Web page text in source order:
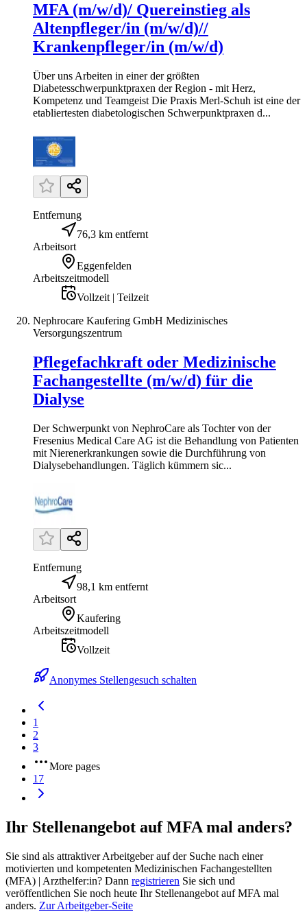
MFA (m/w/d)/ Quereinstieg als
Altenpfleger/in (m/w/d)//
Krankenpfleger/in (m/w/d)
Über uns Arbeiten in einer der größten
Diabetesschwerpunktpraxen der Region - mit Herz,
Kompetenz und Teamgeist Die Praxis Merl-Schuh ist eine der
etabliertesten diabetologischen Schwerpunktpraxen d...
Entfernung
76,3 km entfernt
Arbeitsort
Eggenfelden
Arbeitszeitmodell
Vollzeit | Teilzeit
Nephrocare Kaufering GmbH Medizinisches
Versorgungszentrum
Pflegefachkraft oder Medizinische
Fachangestellte (m/w/d) für die
Dialyse
Der Schwerpunkt von NephroCare als Tochter von der
Fresenius Medical Care AG ist die Behandlung von Patienten
mit Nierenerkrankungen sowie die Durchführung von
Dialysebehandlungen. Täglich kümmern sic...
Entfernung
98,1 km entfernt
Arbeitsort
Kaufering
Arbeitszeitmodell
Vollzeit
Anonymes Stellengesuch schalten
1
2
3
More pages
17
Ihr Stellenangebot auf MFA mal anders?
Sie sind als attraktiver Arbeitgeber auf der Suche nach einer
motivierten und kompetenten Medizinischen Fachangestellten
(MFA) | Arzthelfer:in? Dann registrieren Sie sich und
veröffentlichen Sie noch heute Ihr Stellenangebot auf MFA mal
anders. Zur Arbeitgeber-Seite